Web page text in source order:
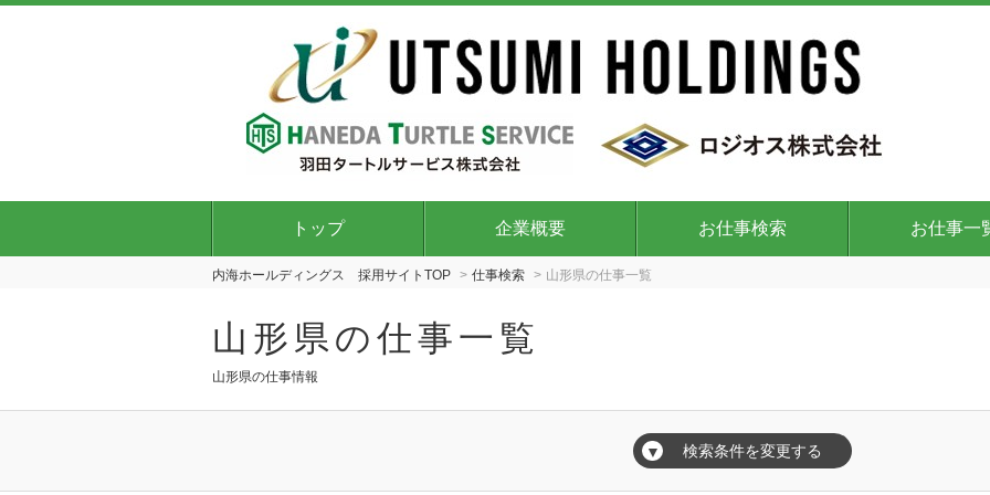
トップ 企業概要 お仕事検索 お仕事一
内海ホールディングス 採用サイトTOP 仕事検索 山形県の仕事一覧
山形県の仕事一覧
山形県の仕事情報
▼ 検索条件を変更する